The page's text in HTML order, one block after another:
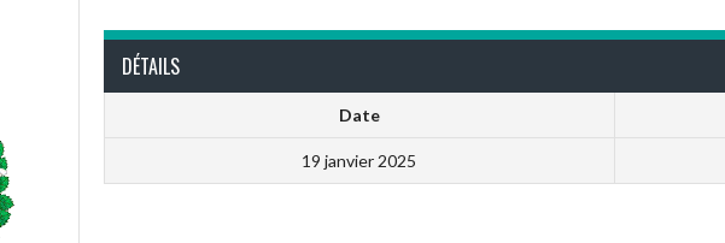
DÉTAILS
Date
19 janvier 2025